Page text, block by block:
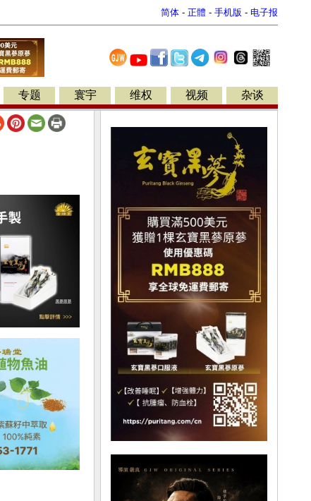
简体 - 正體 - 手机版 - 电子报
专题 寰宇 维权 视频 杂谈